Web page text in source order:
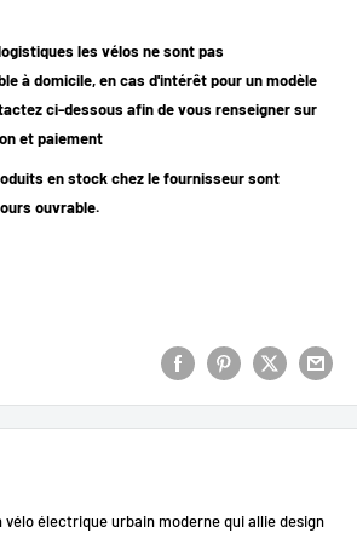
les vélos ne sont pas
à domicile, en cas d'intérêt pour un modèle
ci-dessous afin de vous renseigner sur
et paiement
en stock chez le fournisseur sont
ouvrable.
vélo électrique urbain moderne qui allie design